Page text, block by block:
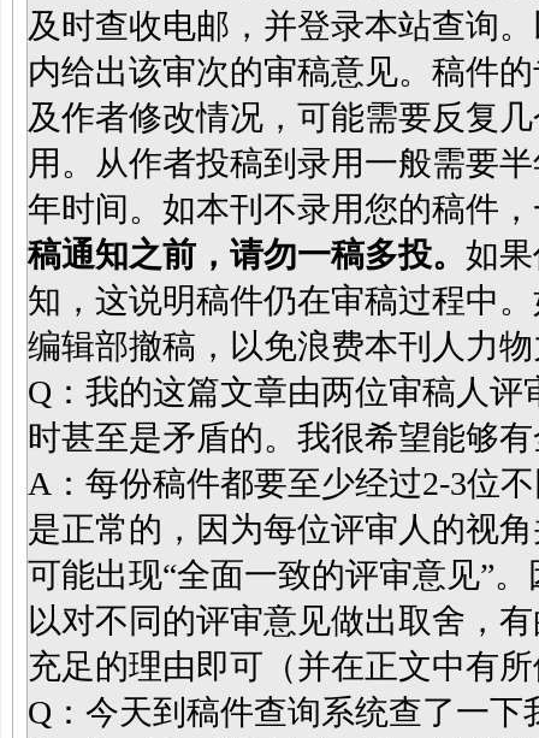
及时查收电邮，并登录本站查询
内给出该审次的审稿意见。稿件
及作者修改情况，可能需要反复
用。从作者投稿到录用一般需要
年时间。如本刊不录用您的稿件
稿通知之前，请勿一稿多投。 如
知，这说明稿件仍在审稿过程中
编辑部撤稿，以免浪费本刊人力
Q：我的这篇文章由两位审稿人
时甚至是矛盾的。我很希望能够
A：每份稿件都要至少经过2-3位
是正常的，因为每位评审人的视
可能出现“全面一致的评审意见”
以对不同的评审意见做出取舍，
充足的理由即可（并在正文中有
Q：今天到稿件查询系统查了一